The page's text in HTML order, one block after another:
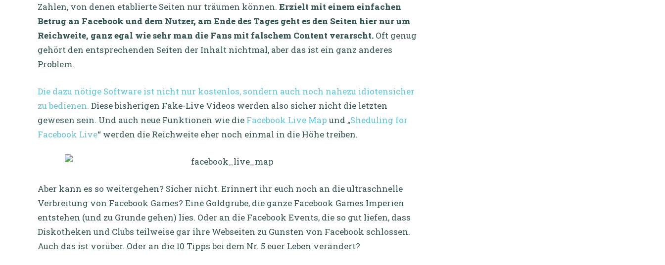
Zahlen, von denen etablierte Seiten nur träumen können. Erzielt mit einem einfachen
Betrug an Facebook und dem Nutzer, am Ende des Tages geht es den Seiten hier nur um
Reichweite, ganz egal wie sehr man die Fans mit falschem Content verarscht. Oft genug
gehört den entsprechenden Seiten der Inhalt nichtmal, aber das ist ein ganz anderes
Problem.
Die dazu nötige Software ist nicht nur kostenlos, sondern auch noch nahezu idiotensicher
zu bedienen. Diese bisherigen Fake-Live Videos werden also sicher nicht die letzten
gewesen sein. Und auch neue Funktionen wie die Facebook Live Map und „Sheduling for
Facebook Live“ werden die Reichweite eher noch einmal in die Höhe treiben.
Aber kann es so weitergehen? Sicher nicht. Erinnert ihr euch noch an die ultraschnelle
Verbreitung von Facebook Games? Eine Goldgrube, die ganze Facebook Games Imperien
entstehen (und zu Grunde gehen) lies. Oder an die Facebook Events, die so gut liefen, dass
Diskotheken und Clubs teilweise gar ihre Webseiten zu Gunsten von Facebook schlossen.
Auch das ist vorüber. Oder an die 10 Tipps bei dem Nr. 5 euer Leben verändert?